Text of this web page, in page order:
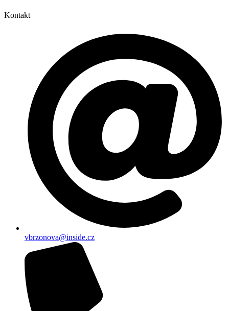
Kontakt
vbrzonova@inside.cz